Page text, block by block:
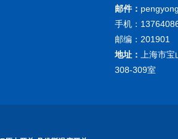
邮件：
手机：
邮编：201901
地址：
上海市
308-309室